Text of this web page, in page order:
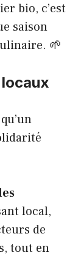
bio, c’est
saison
🌱
local,
de
tout en